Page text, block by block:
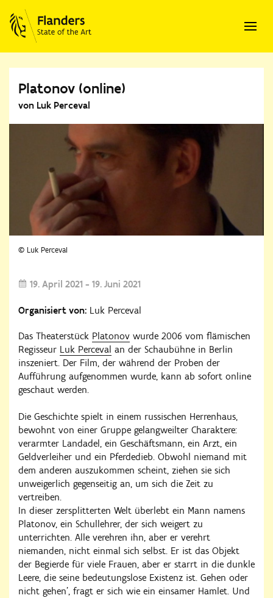
Platonov (online)
von Luk Perceval
© Luk Perceval
19. April 2021 - 19. Juni 2021
Organisiert von: Luk Perceval
Das Theaterstück Platonov wurde 2006 vom flämischen
Regisseur Luk Perceval an der Schaubühne in Berlin
inszeniert. Der Film, der während der Proben der
Aufführung aufgenommen wurde, kann ab sofort online
geschaut werden.
Die Geschichte spielt in einem russischen Herrenhaus,
bewohnt von einer Gruppe gelangweilter Charaktere:
verarmter Landadel, ein Geschäftsmann, ein Arzt, ein
Geldverleiher und ein Pferdedieb. Obwohl niemand mit
dem anderen auszukommen scheint, ziehen sie sich
unweigerlich gegenseitig an, um sich die Zeit zu
vertreiben.
In dieser zersplitterten Welt überlebt ein Mann namens
Platonov, ein Schullehrer, der sich weigert zu
unterrichten. Alle verehren ihn, aber er verehrt
niemanden, nicht einmal sich selbst. Er ist das Objekt
der Begierde für viele Frauen, aber er starrt in die dunkle
Leere, die seine bedeutungslose Existenz ist. Gehen oder
nicht gehen', fragt er sich wie ein einsamer Hamlet. Und